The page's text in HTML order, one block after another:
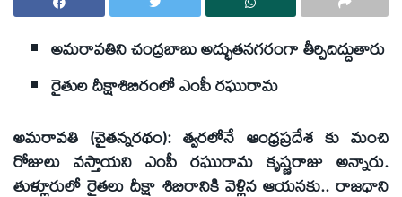
అమరావతిని చంద్రబాబు అద్భుతనగరంగా తీర్చిదిద్దుతారు
రైతుల దీక్షాశిబిరంలో ఎంపీ రఘురామ
అమరావతి (చైతన్నరథం): త్వరలోనే ఆంధ్రప్రదేశ కు మంచి
రోజులు వస్తాయని ఎంపీ రఘురామ కృష్ణరాజు అన్నారు.
తుళ్లూరులో రైతలు దీక్షా శిబిరానికి వెళ్లిన ఆయనకు.. రాజధాని